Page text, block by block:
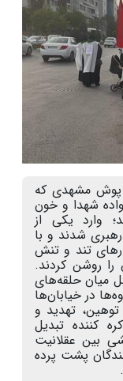
‌پوش مشهدی که
شهدا و خون‌
وارد یکی از
شدند و با
تند و تنش
را روشن کردند.
میان حلقه‌های
در خیابان‌ها
تهدید و
کننده تبدیل
بین عقلانیت
پشت پرده